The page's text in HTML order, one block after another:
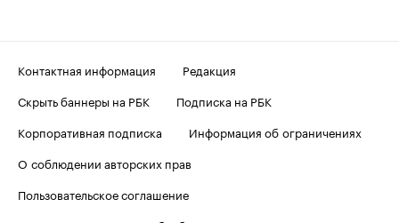
Контактная информация
Редакция
Скрыть баннеры на РБК
Подписка на РБК
Корпоративная подписка
Информация об ограничениях
О соблюдении авторских прав
Пользовательское соглашение